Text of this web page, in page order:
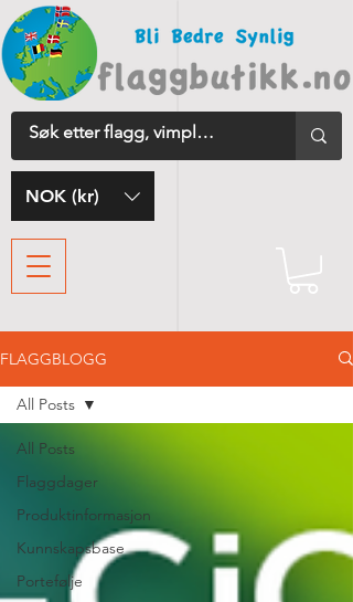
NOK (kr)
FLAGGBLOGG
All Posts
Flaggdager
Produktinformasjon
Kunnskapsbase
Portefølje
All Posts